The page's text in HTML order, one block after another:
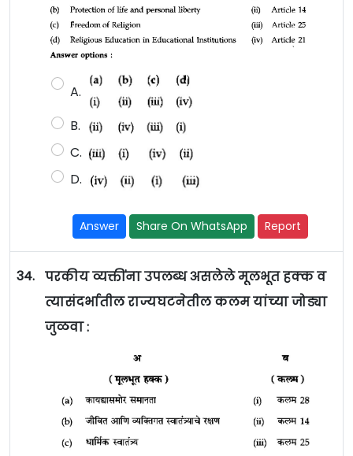
A.
B.
C.
D.
Answer Share On WhatsApp Report
34. परकीय व्यक्तींना उपलब्ध असलेले मूलभूत हक्क व
त्यासंदर्भातील राज्यघटनेतील कलम यांच्या जोड्या
जुळवा :